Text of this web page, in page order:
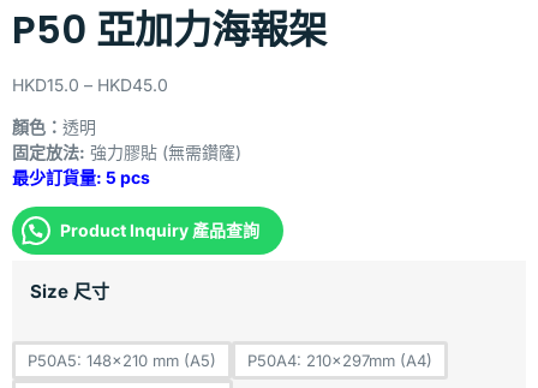
P50 亞加力海報架
HKD15.0 – HKD45.0
顏色： 透明
固定放法: 強力膠貼 (無需鑽窿)
最少訂貨量: 5 pcs
Product Inquiry 產品查詢
Size 尺寸
P50A5: 148×210 mm (A5)
P50A4: 210x297mm (A4)